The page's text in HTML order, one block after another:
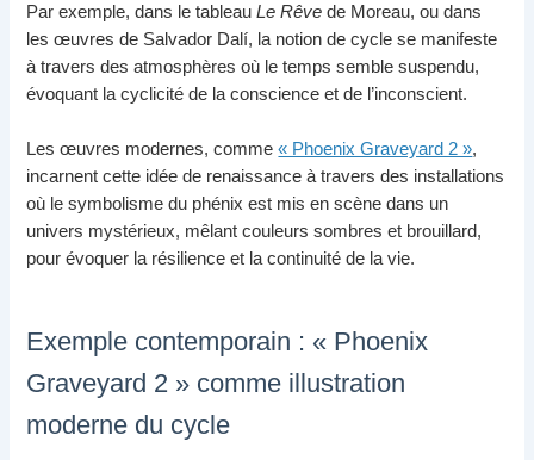
Par exemple, dans le tableauLe Rêve de Moreau, ou dans
les œuvres de Salvador Dalí, la notion de cycle se manifeste
à travers des atmosphères où le temps semble suspendu,
évoquant la cyclicité de la conscience et de l’inconscient.
Les œuvres modernes, comme« Phoenix Graveyard 2 »,
incarnent cette idée de renaissance à travers des installations
où le symbolisme du phénix est mis en scène dans un
univers mystérieux, mêlant couleurs sombres et brouillard,
pour évoquer la résilience et la continuité de la vie.
Exemple contemporain : « Phoenix
Graveyard 2 » comme illustration
moderne du cycle